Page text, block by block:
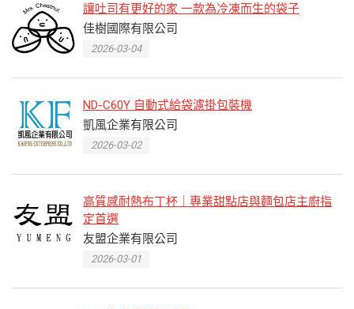
讓吐司有更好的家 一款為冷凍而生的袋子
佳樹國際有限公司
2026-03-04
ND-C60Y 自動式給袋濾掛包裝機
凱風企業有限公司
2026-03-02
高質感耐熱布丁杯｜專業甜點店與麵包店主廚指
定首選
友盟企業有限公司
2026-03-01